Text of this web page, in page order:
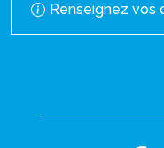
Renseignez vos